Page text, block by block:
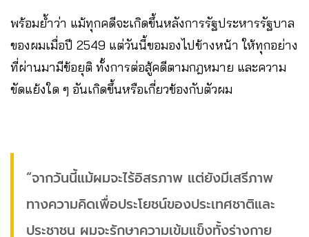
พร้อมย้ำว่า แม้ทุกคดีจะเกิดขึ้นหลังการรัฐประหารรัฐบาล
ของผมเมื่อปี 2549 แต่วันนี้ขอมองไปข้างหน้า ให้ทุกอย่าง
ที่ผ่านมามีข้อยุติ ทั้งการต่อสู้คดีตามกฎหมาย และความ
ขัดแย้งใด ๆ อันเกิดขึ้นหรือเกี่ยวข้องกับตัวผม
“จากวันนี้แม้ผมจะไร้อิสรภาพ แต่ยังมีเสรีภาพ
ทางความคิดเพื่อประโยชน์ของประเทศชาติและ
ประชาชน ผมจะรักษาความเข้มแข็งทั้งร่างกาย